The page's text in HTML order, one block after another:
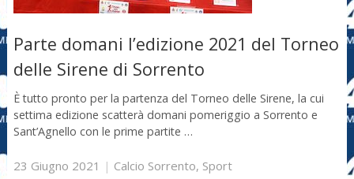
Parte domani l’edizione 2021 del Torneo
delle Sirene di Sorrento
È tutto pronto per la partenza del Torneo delle Sirene, la cui
settima edizione scatterà domani pomeriggio a Sorrento e
Sant’Agnello con le prime partite …
23 Giugno 2021 | Calcio Sorrento, Sport